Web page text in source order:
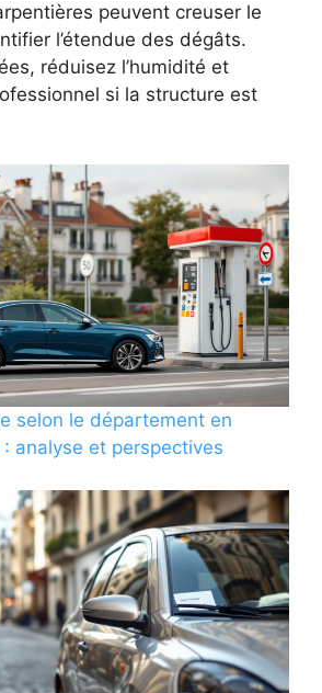
peuvent creuser le
l’étendue des dégâts.
réduisez l’humidité et
si la structure est
selon le département en
analyse et perspectives